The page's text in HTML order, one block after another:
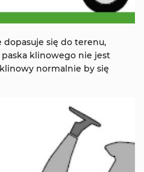
się do terenu,
klinowego nie jest
normalnie by się